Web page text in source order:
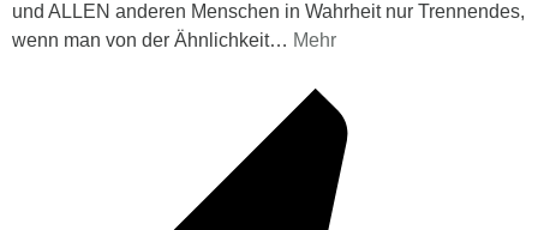
und ALLEN anderen Menschen in Wahrheit nur Trennendes,
wenn man von der Ähnlichkeit… Mehr